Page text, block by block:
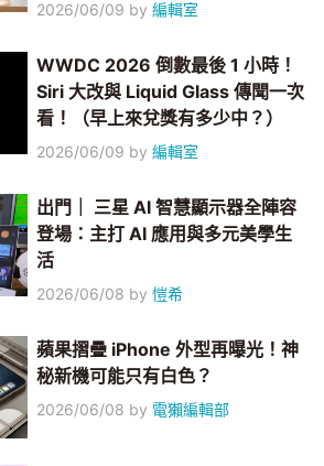
2026/06/09 by編輯室
WWDC 2026 倒數最後 1 小時！
Siri 大改與 Liquid Glass 傳聞一次
看！（早上來兌獎有多少中？）
2026/06/09 by編輯室
出門｜ 三星 AI 智慧顯示器全陣容
登場：主打 AI 應用與多元美學生
活
2026/06/08 by愷希
蘋果摺疊 iPhone 外型再曝光！神
秘新機可能只有白色？
2026/06/08 by 電獺編輯部